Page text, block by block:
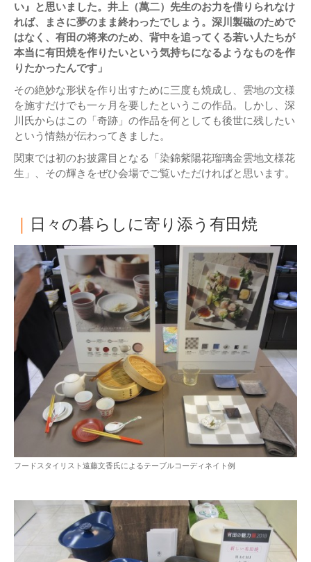
い』と思いました。井上（萬二）先生のお力を借りられなけ
れば、まさに夢のまま終わったでしょう。深川製磁のためで
はなく、有田の将来のため、背中を追ってくる若い人たちが
本当に有田焼を作りたいという気持ちになるようなものを作
りたかったんです」
その絶妙な形状を作り出すために三度も焼成し、雲地の文様
を施すだけでも一ヶ月を要したというこの作品。しかし、深
川氏からはこの「奇跡」の作品を何としても後世に残したい
という情熱が伝わってきました。
関東では初のお披露目となる「染錦紫陽花瑠璃金雲地文様花
生」、その輝きをぜひ会場でご覧いただければと思います。
｜ 日々の暮らしに寄り添う有田焼
フードスタイリスト遠藤文香氏によるテーブルコーディネイト例